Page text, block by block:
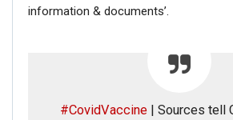
information & documents’.
#CovidVaccine | Sources tell